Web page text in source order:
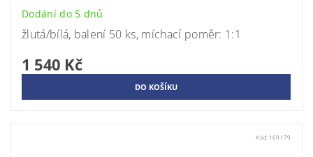
Dodání do 5 dnů
žlutá/bílá, balení 50 ks, míchací poměr: 1:1
1 540 Kč
Kód: 169179